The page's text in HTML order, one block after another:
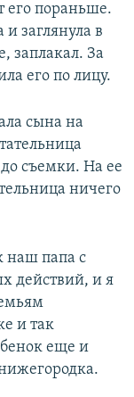
его пораньше.
заглянула в
заплакал. За
его по лицу.
сына на
съемки. На ее
ничего
наш папа с
действий, и я
и так
еще и